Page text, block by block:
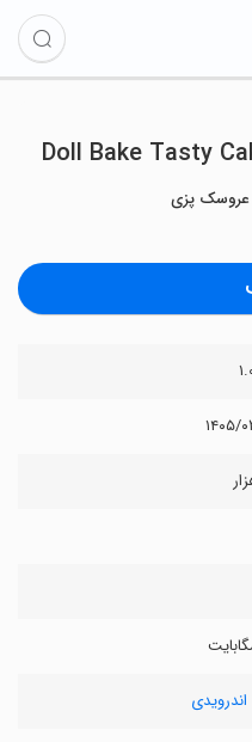
Doll Bake Tasty
پزی
۰۲/۲۹